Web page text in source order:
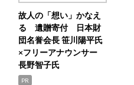
故人の「想い」かなえ
る 遺贈寄付 日本財
団名誉会長 笹川陽平氏
×フリーアナウンサー
長野智子氏
PR